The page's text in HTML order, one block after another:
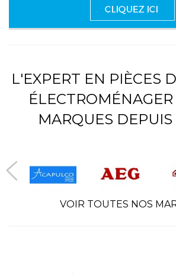
L'EXPERT EN PIÈCES
MARQUES
VOIR TOUTES NOS